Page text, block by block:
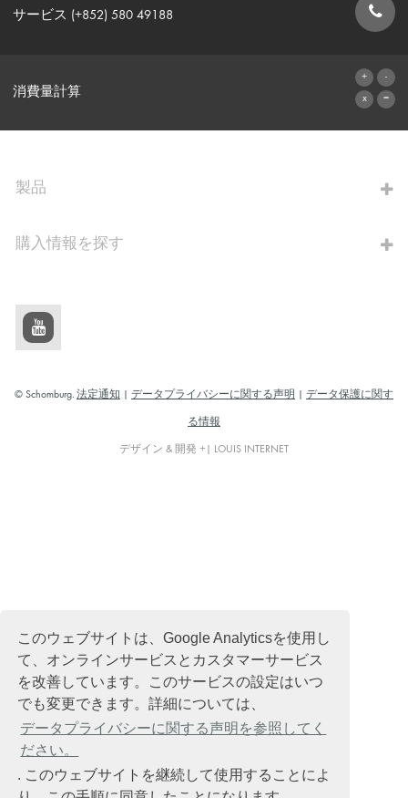
このウェブサイトは、Google Analyticsを使用し
て、オンラインサービスとカスタマーサービス
を改善しています。このサービスの設定はいつ
でも変更できます。詳細については、
データプライバシーに関する声明を参照してく
ださい。
. このウェブサイトを継続して使用することによ
サービス (+852) 580 49188
消費量計算
製品
購入情報を探す
© Schomburg. 法定通知 データプライバシーに関する声明 データ保護に関す
る情報
デザイン & 開発 +| LOUIS INTERNET